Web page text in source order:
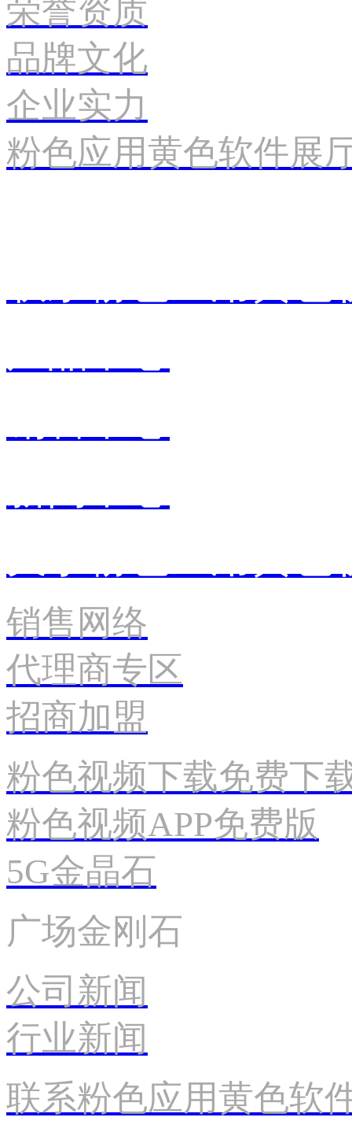
荣誉资质
品牌文化
企业实力
粉色应用黄色软件展
销售网络
代理商专区
招商加盟
粉色视频下载免费下
粉色视频APP免费版
5G金晶石
广场金刚石
公司新闻
行业新闻
联系粉色应用黄色软